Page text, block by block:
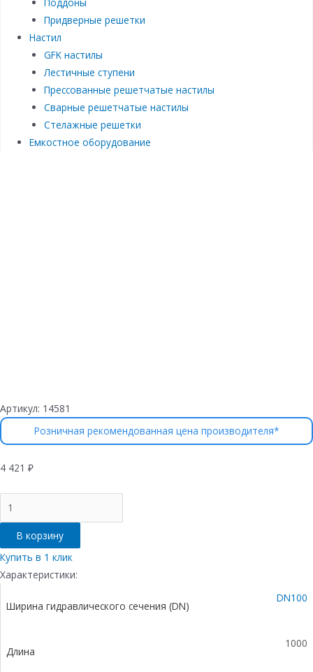
Придверные решетки
Настил
GFK настилы
Лестичные ступени
Прессованные решетчатые настилы
Сварные решетчатые настилы
Стелажные решетки
Емкостное оборудование
Артикул: 14581
Розничная рекомендованная цена производителя*
4 421 ₽
товара
Лоток
водоотводный
бетонный
коробчатый
(СО-100мм),
оцинкованной
уклоном
В корзину
Купить в 1 клик
Характеристики:
Ширина гидравлического сечения (DN)
DN100
Длина
1000